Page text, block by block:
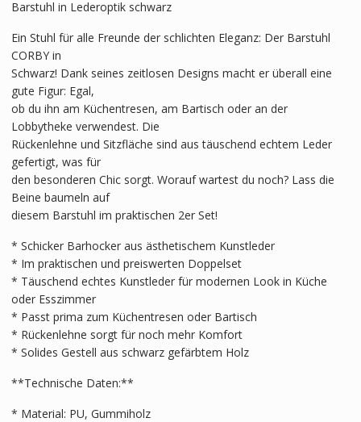
Barstuhl in Lederoptik schwarz
Ein Stuhl für alle Freunde der schlichten Eleganz: Der Barstuhl
CORBY in
Schwarz! Dank seines zeitlosen Designs macht er überall eine
gute Figur: Egal,
ob du ihn am Küchentresen, am Bartisch oder an der
Lobbytheke verwendest. Die
Rückenlehne und Sitzfläche sind aus täuschend echtem Leder
gefertigt, was für
den besonderen Chic sorgt. Worauf wartest du noch? Lass die
Beine baumeln auf
diesem Barstuhl im praktischen 2er Set!
* Schicker Barhocker aus ästhetischem Kunstleder
* Im praktischen und preiswerten Doppelset
* Täuschend echtes Kunstleder für modernen Look in Küche
oder Esszimmer
* Passt prima zum Küchentresen oder Bartisch
* Rückenlehne sorgt für noch mehr Komfort
* Solides Gestell aus schwarz gefärbtem Holz
**Technische Daten:**
* Material: PU, Gummiholz